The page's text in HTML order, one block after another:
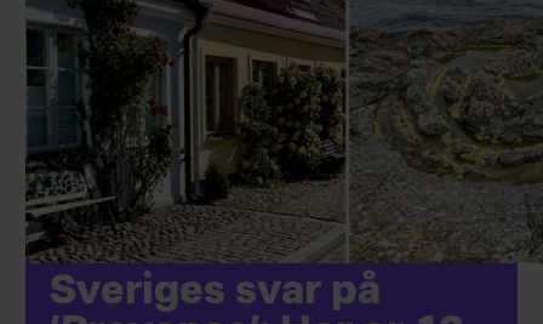
Sveriges svar på